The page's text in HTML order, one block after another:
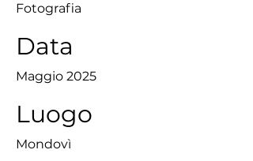
Fotografia
Data
Maggio 2025
Luogo
Mondovì